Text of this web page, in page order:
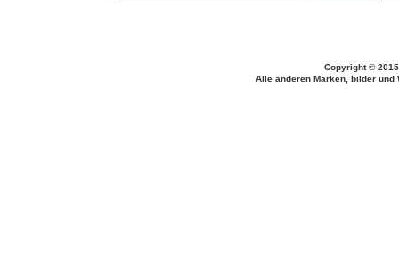
Copyright ©
Alle anderen Marken, bilder und